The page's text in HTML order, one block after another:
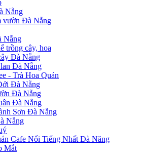
Nẵng
vườn Đà Nẵng
Nẵng
trồng cây, hoa
Đà Nẵng
Đà Nẵng
- Trà Hoa Quán
Đà Nẵng
Đà Nẵng
Đà Nẵng
Sơn Đà Nẵng
Nẵng
Cafe Nổi Tiếng Nhất Đà Năng
Mắt